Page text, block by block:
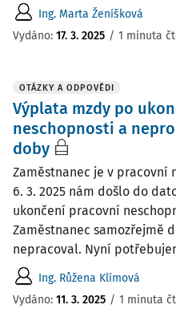
Ing. Marta Ženíšková
Vydáno: 17. 3. 2025 / 1 minuta
OTÁZKY A ODPOVĚDI
Výplata mzdy po
neschopnosti a
doby
Zaměstnanec je v pracovní
6. 3. 2025 nám došlo do
ukončení pracovní
Zaměstnanec samozřejmě
nepracoval. Nyní
Ing. Růžena Klímová
Vydáno: 11. 3. 2025 / 1 minuta